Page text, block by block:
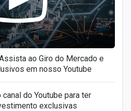
ao Giro do Mercado e
em nosso Youtube
do Youtube para ter
exclusivas